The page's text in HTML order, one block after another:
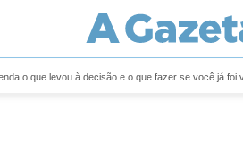
o que levou à decisão e o que fazer se você já foi